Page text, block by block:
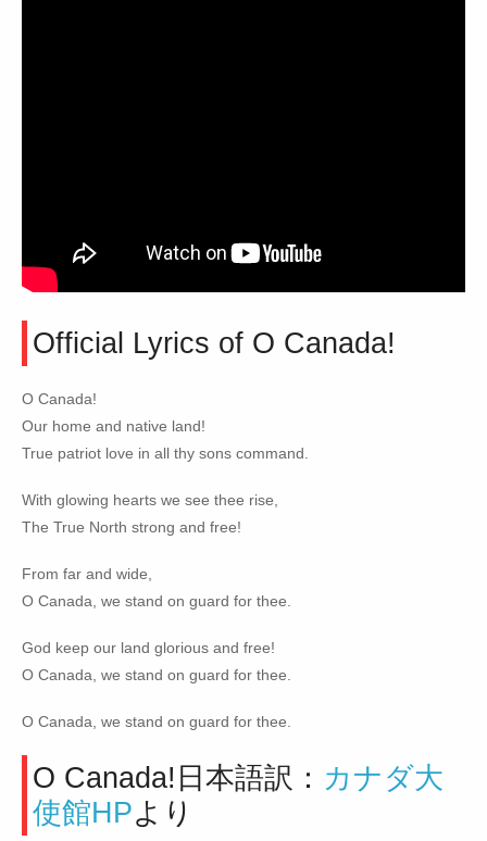
Official Lyrics of O Canada!
O Canada!
Our home and native land!
True patriot love in all thy sons command.
With glowing hearts we see thee rise,
The True North strong and free!
From far and wide,
O Canada, we stand on guard for thee.
God keep our land glorious and free!
O Canada, we stand on guard for thee.
O Canada, we stand on guard for thee.
O Canada!日本語訳： カナダ大
使館HPより